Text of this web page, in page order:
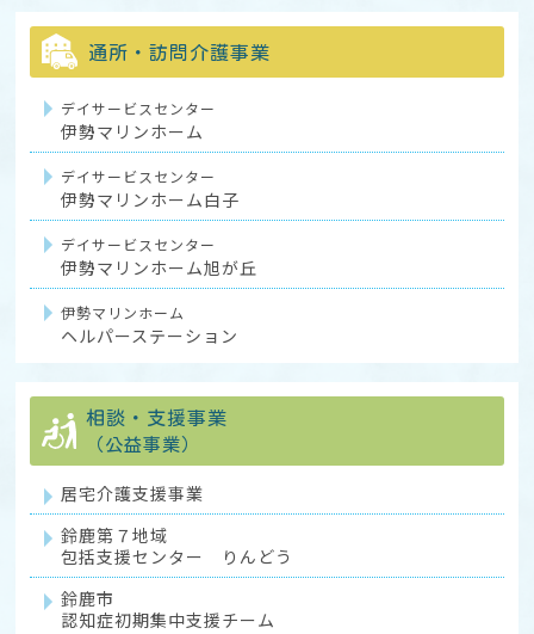
通所・訪問介護事業
デイサービスセンター
伊勢マリンホーム
デイサービスセンター
伊勢マリンホーム白子
デイサービスセンター
伊勢マリンホーム旭が丘
伊勢マリンホーム
ヘルパーステーション
相談・支援事業
（公益事業）
居宅介護支援事業
鈴鹿第７地域
包括支援センター りんどう
鈴鹿市
認知症初期集中支援チーム